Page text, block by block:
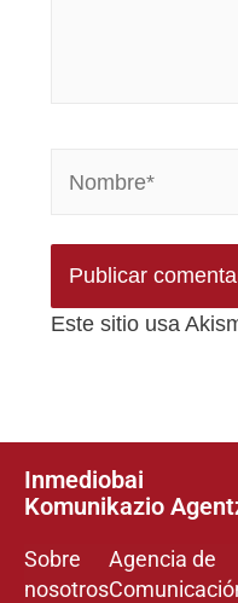
Este sitio usa
Inmediobai
Komunikazio
Sobre
nosotros
Agencia de